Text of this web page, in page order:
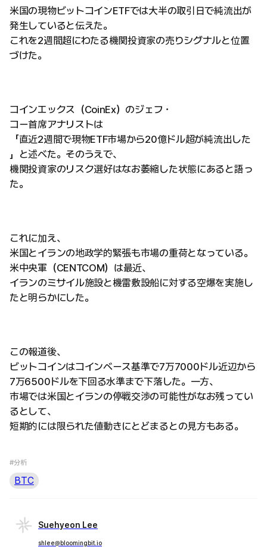
米国の現物ビットコインETFでは大半の取引日で純流出が
発生していると伝えた。
これを2週間超にわたる機関投資家の売りシグナルと位置
づけた。
コインエックス（CoinEx）のジェフ・
コー首席アナリストは
「直近2週間で現物ETF市場から20億ドル超が純流出した
」と述べた。そのうえで、
機関投資家のリスク選好はなお萎縮した状態にあると語っ
た。
これに加え、
米国とイランの地政学的緊張も市場の重荷となっている。
米中央軍（CENTCOM）は最近、
イランのミサイル施設と機雷敷設船に対する空爆を実施し
たと明らかにした。
この報道後、
ビットコインはコインベース基準で7万7000ドル近辺から
7万6500ドルを下回る水準まで下落した。一方、
市場では米国とイランの停戦交渉の可能性がなお残ってい
るとして、
短期的には限られた値動きにとどまるとの見方もある。
#分析
BTC
Suehyeon Lee
shlee@bloomingbit.io